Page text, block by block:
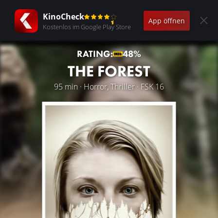
KinoCheck
Kostenlos im Google Play Store
App öffnen
RATING: 48%
THE FOREST
95 min · Horror, Thriller · FSK 16